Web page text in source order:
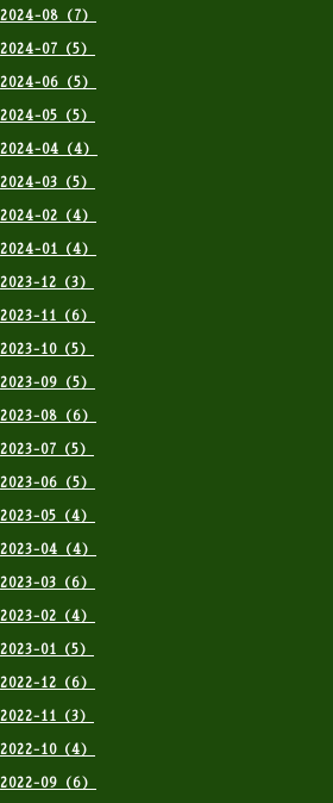
2024-08（7）
2024-07（5）
2024-06（5）
2024-05（5）
2024-04（4）
2024-03（5）
2024-02（4）
2024-01（4）
2023-12（3）
2023-11（6）
2023-10（5）
2023-09（5）
2023-08（6）
2023-07（5）
2023-06（5）
2023-05（4）
2023-04（4）
2023-03（6）
2023-02（4）
2023-01（5）
2022-12（6）
2022-11（3）
2022-10（4）
2022-09（6）